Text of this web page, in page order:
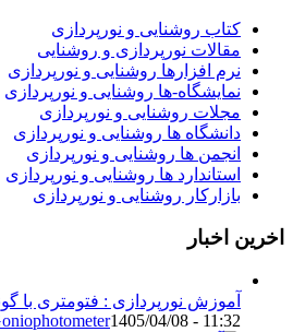
کتاب روشنایی و نورپردازی
مقالات نورپردازی و روشنایی
نرم افزارها روشنایی و نورپردازی
نمایشگاه-ها روشنایی و نورپردازی
مجلات روشنایی و نورپردازی
دانشگاه ها روشنایی و نورپردازی
انجمن ها روشنایی و نورپردازی
استاندارد ها روشنایی و نورپردازی
بازارکار روشنایی و نورپردازی
اخرین اخبار
آموزش نورپردازی : فتومتری با
1405/04/08 - 11:32